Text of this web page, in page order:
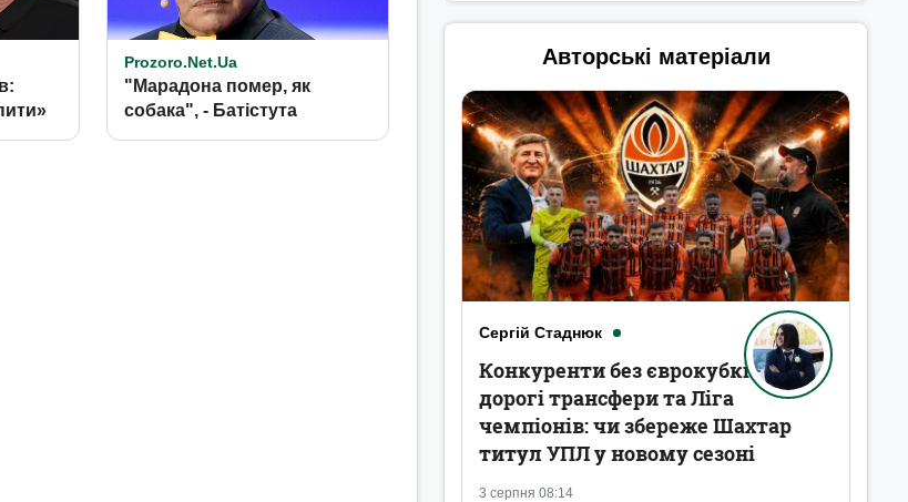
Авторські матеріали
Сергій Стаднюк
3 серпня 08:14
Конкуренти без єврокубків,
дорогі трансфери та Ліга
чемпіонів: чи збереже Шахтар
титул УПЛ у новому сезоні